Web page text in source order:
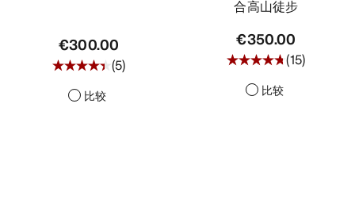
€300.00
(5)
比较
合高山徒步
€350.00
(15)
比较